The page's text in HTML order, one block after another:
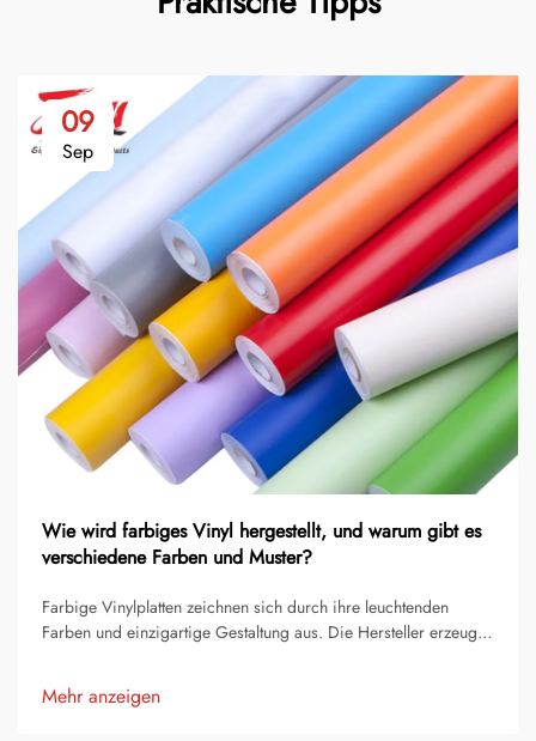
09
Sep
Wie wird farbiges Vinyl hergestellt, und warum gibt es
verschiedene Farben und Muster?
Farbige Vinylplatten zeichnen sich durch ihre leuchtenden
Farben und einzigartige Gestaltung aus. Die Hersteller erzeugen
Rohvinyl. Dieser Prozess verwandelt gewöhnliche
Aufzeichnungen in atemberaubende Kunstwerke. Jede Platte
Mehr anzeigen